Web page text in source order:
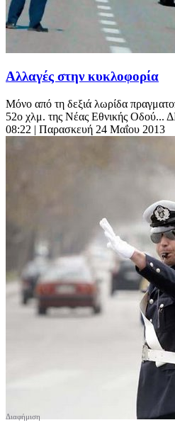
Αλλαγές στην κυκλοφορία
Μόνο από τη δεξιά λωρίδα
52ο χλμ. της Νέας Εθνικής
08:22 | Παρασκευή 24 Μαΐου 2013